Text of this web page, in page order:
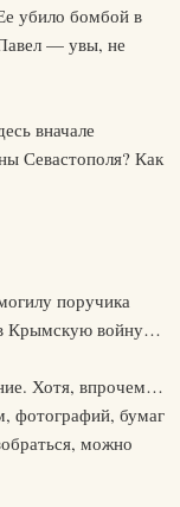
убило бомбой в
— увы, не
вначале
Севастополя? Как
поручика
в Крымскую войну…
Хотя, впрочем…
фотографий, бумаг
можно